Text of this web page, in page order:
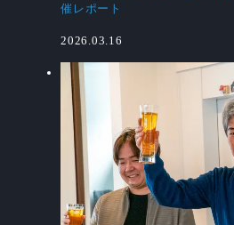
催レポート
2026.03.16